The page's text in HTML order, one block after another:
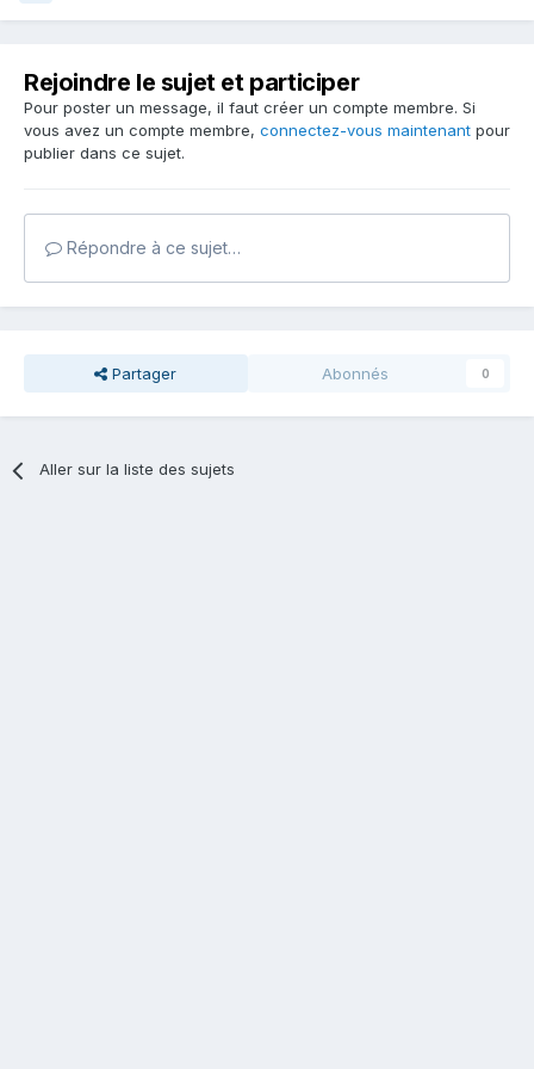
papoterons en mp et tu vera que dans les département
Si tu peux aller en avérons 12 c'est même de, bon gros
quartz fumé, et de magnifique fluo que tu trouvera et bien
d'autres minéraux de collection cuivre ext!!!
Et n'hésite pas non plus aller faire un tour en bourse , cela
te donnera déjà pas mal d'indication sur ce qui ce
récolte par ci part la ...
Bon courage...
Rejoindre le sujet et participer
Pour poster un message, il faut créer un compte membre. Si
vous avez un compte membre, connectez-vous maintenant pour
publier dans ce sujet.
Répondre à ce sujet…
Partager Abonnés 0
Aller sur la liste des sujets